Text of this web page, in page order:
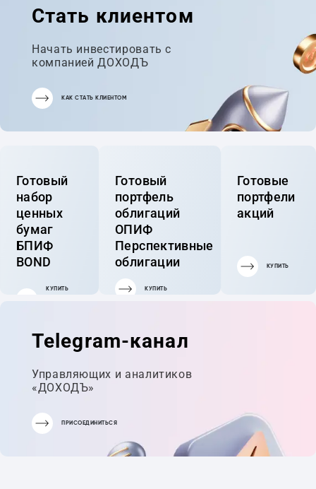
Стать клиентом
Начать инвестировать с
компанией ДОХОДЪ
КАК СТАТЬ КЛИЕНТОМ
Готовый
набор
ценных
бумаг
БПИФ
BOND
КУПИТЬ
Готовый
портфель
облигаций
ОПИФ
Перспективные
облигации
КУПИТЬ
Готовые
портфели
акций
КУПИТЬ
Telegram-канал
Управляющих и аналитиков
«ДОХОДЪ»
ПРИСОЕДИНИТЬСЯ